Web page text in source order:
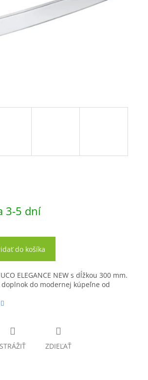
3-5 dní
do košíka
ELEGANCE NEW s dĺžkou 300 mm.
do modernej kúpeľne od
STRÁŽIŤ ZDIEĽAŤ